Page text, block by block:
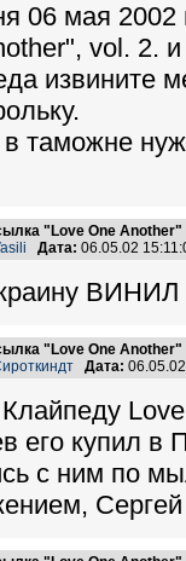
06 мая 2002
vol. 2.
извините
таможне
"Love One Another"
Дата: 06.05.02
ВИНИЛ
"Love One Another"
Дата:
его купил в
с ним по